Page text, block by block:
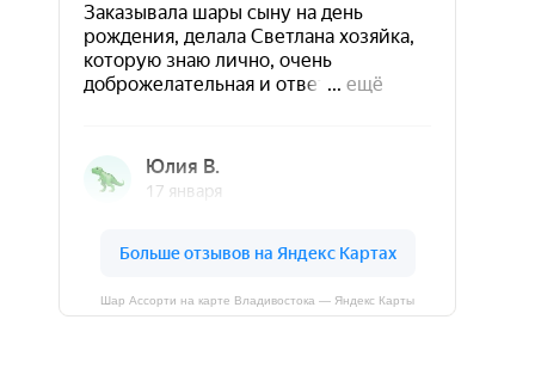
Шар Ассорти на карте Владивостока — Яндекс Карты